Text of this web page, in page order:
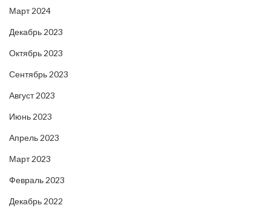
Март 2024
Декабрь 2023
Октябрь 2023
Сентябрь 2023
Август 2023
Июнь 2023
Апрель 2023
Март 2023
Февраль 2023
Декабрь 2022